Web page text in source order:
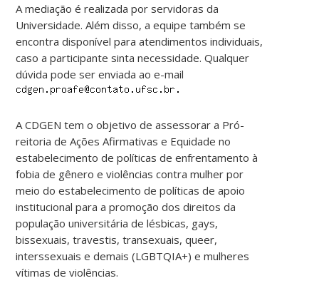
A mediação é realizada por servidoras da
Universidade. Além disso, a equipe também se
encontra disponível para atendimentos individuais,
caso a participante sinta necessidade. Qualquer
dúvida pode ser enviada ao e-mail
A CDGEN tem o objetivo de assessorar a Pró-
reitoria de Ações Afirmativas e Equidade no
estabelecimento de políticas de enfrentamento à
fobia de gênero e violências contra mulher por
meio do estabelecimento de políticas de apoio
institucional para a promoção dos direitos da
população universitária de lésbicas, gays,
bissexuais, travestis, transexuais, queer,
interssexuais e demais (LGBTQIA+) e mulheres
vítimas de violências.